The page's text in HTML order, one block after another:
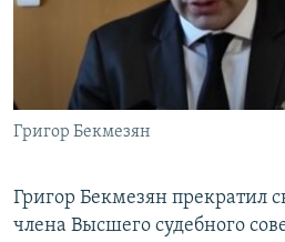
Հայերեն
English
Русский
Григор Бекмезян
Григор Бекмезян прекратил
члена Высшего судебного